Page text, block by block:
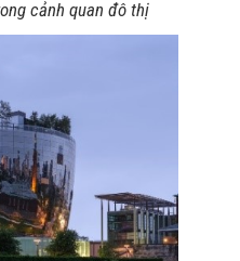
cảnh quan đô thị